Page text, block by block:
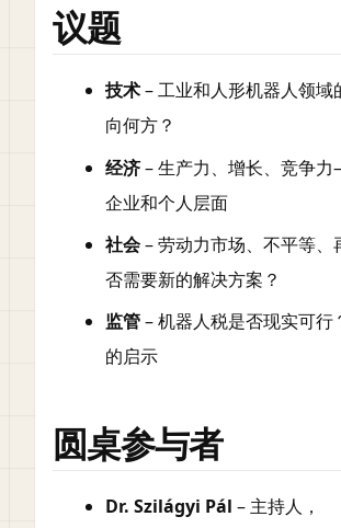
议题
技术– 工业和人形机器人领域
向何方？
经济– 生产力、增长、竞争力
企业和个人层面
社会– 劳动力市场、不平等
否需要新的解决方案？
监管– 机器人税是否现实可行
的启示
圆桌参与者
Dr. Szilágyi Pál – 主持人，